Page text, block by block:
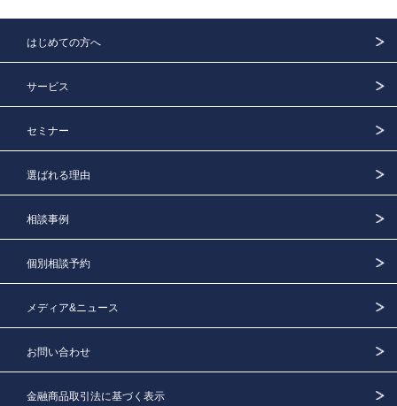
はじめての方へ
サービス
セミナー
選ばれる理由
相談事例
個別相談予約
メディア&ニュース
お問い合わせ
金融商品取引法に基づく表示